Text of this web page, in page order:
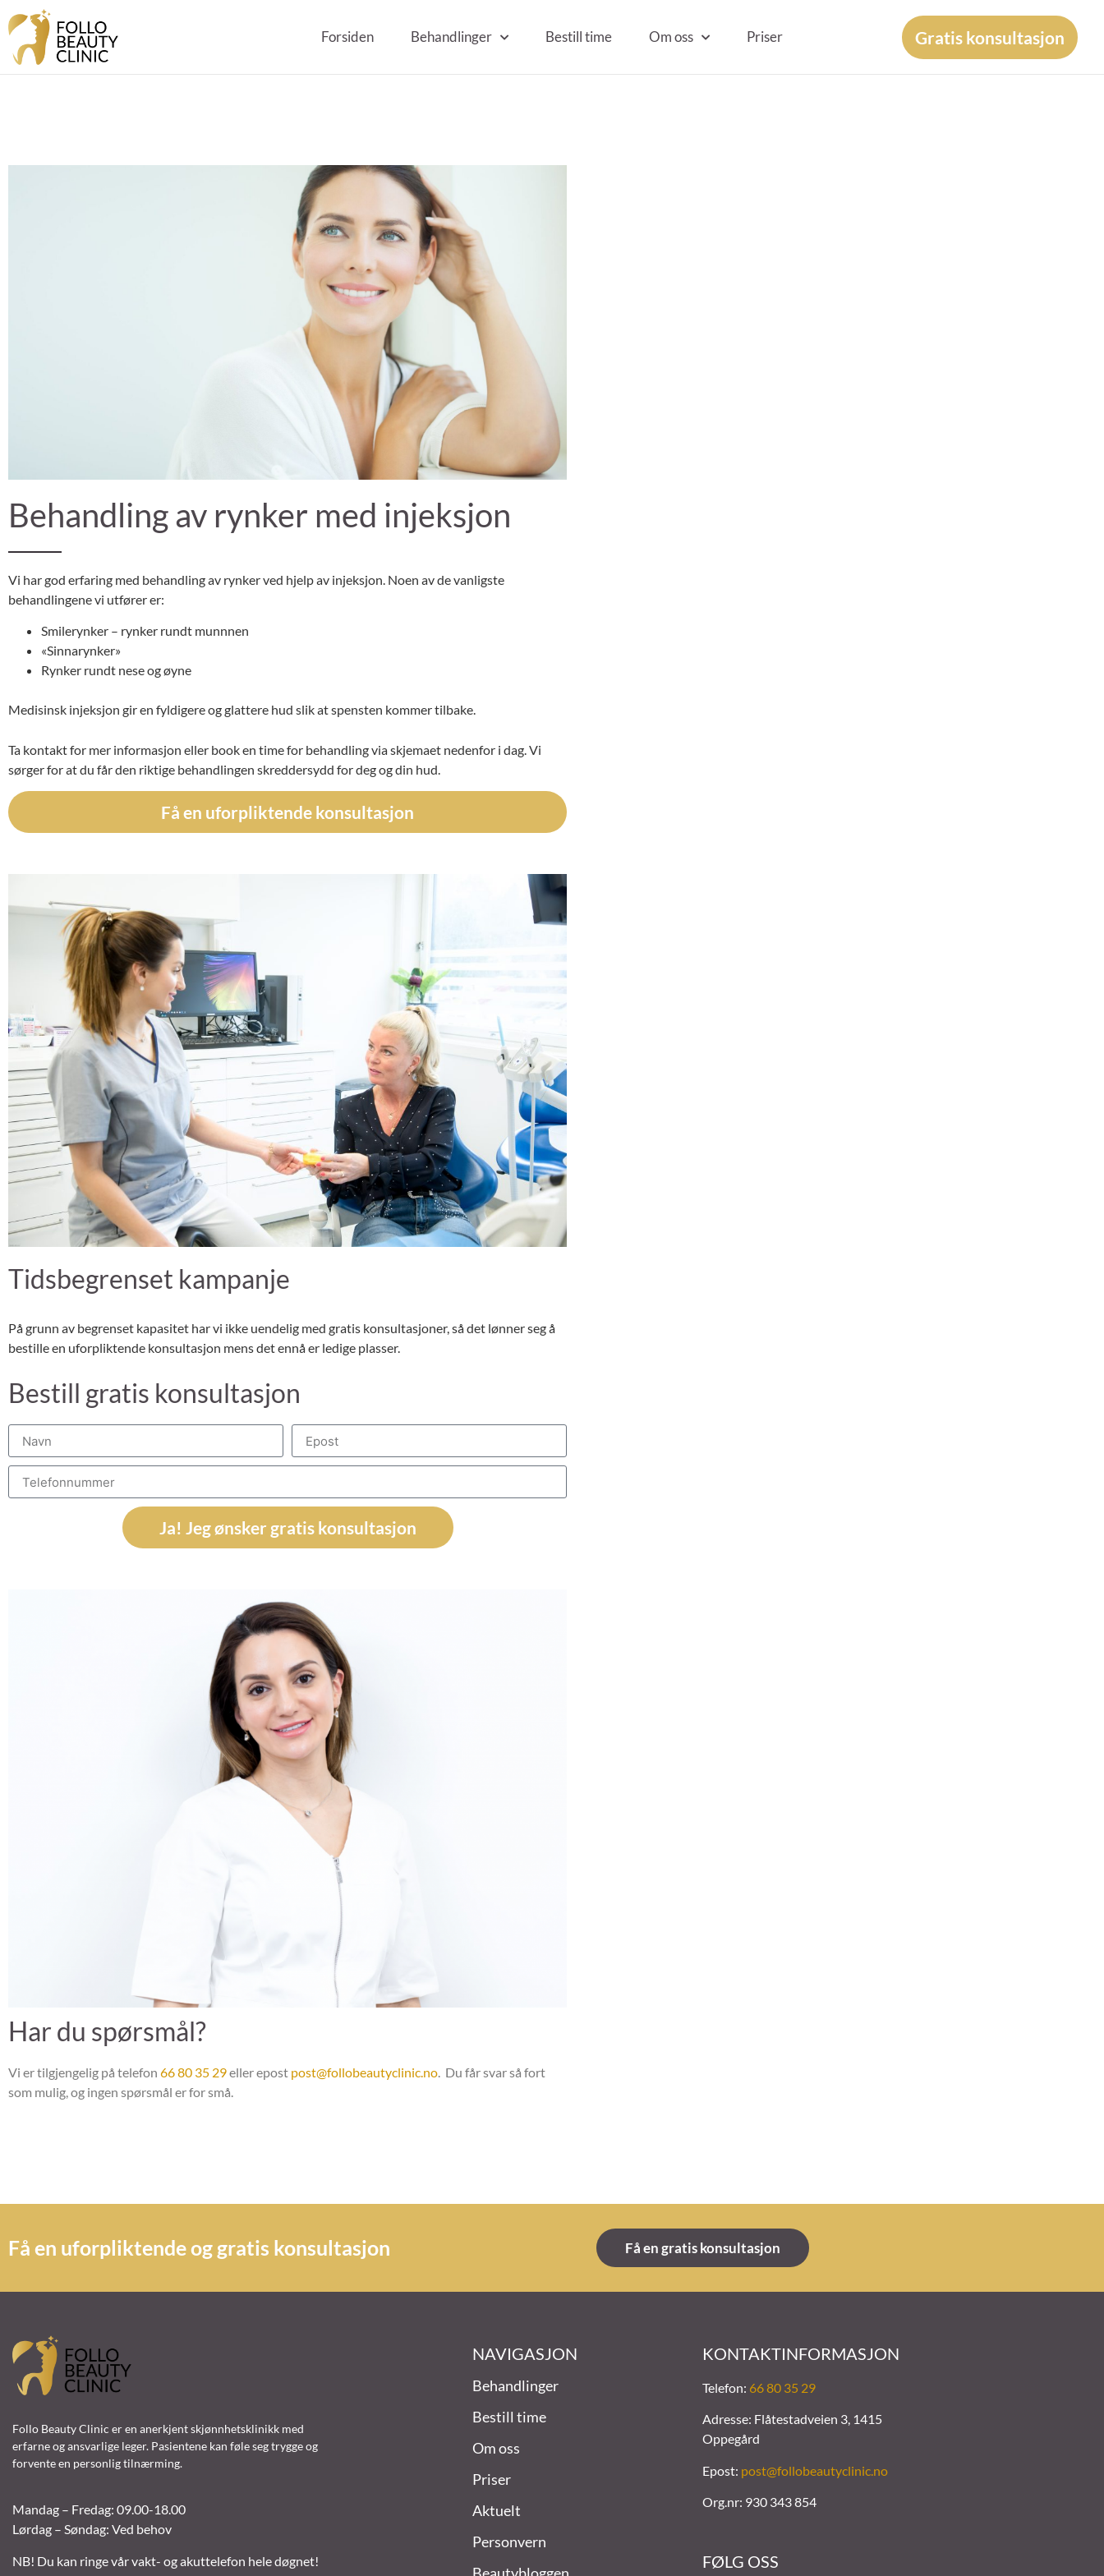
Forsiden Behandlinger Bestill time Om oss Priser Gratis konsultasjon
Behandling av rynker med injeksjon
Vi har god erfaring med behandling av rynker ved hjelp av injeksjon. Noen av de vanligste
behandlingene vi utfører er:
Smilerynker – rynker rundt munnnen
«Sinnarynker»
Rynker rundt nese og øyne
Medisinsk injeksjon gir en fyldigere og glattere hud slik at spensten kommer tilbake.
Ta kontakt for mer informasjon eller book en time for behandling via skjemaet nedenfor i dag. Vi
sørger for at du får den riktige behandlingen skreddersydd for deg og din hud.
Få en uforpliktende konsultasjon
Tidsbegrenset kampanje
På grunn av begrenset kapasitet har vi ikke uendelig med gratis konsultasjoner, så det lønner seg å
bestille en uforpliktende konsultasjon mens det ennå er ledige plasser.
Bestill gratis konsultasjon
Ja! Jeg ønsker gratis konsultasjon
Har du spørsmål?
Vi er tilgjengelig på telefon 66 80 35 29eller epost post@follobeautyclinic.no . Du får svar så fort
som mulig, og ingen spørsmål er for små.
Få en uforpliktende og gratis konsultasjon Få en gratis konsultasjon
Follo Beauty Clinic er en anerkjent skjønnhetsklinikk med
erfarne og ansvarlige leger. Pasientene kan føle seg trygge og
forvente en personlig tilnærming.
Mandag – Fredag: 09.00-18.00
Lørdag – Søndag: Ved behov
NB! Du kan ringe vår vakt- og akuttelefon hele døgnet!
NAVIGASJON
Behandlinger
Bestill time
Om oss
Priser
Aktuelt
Personvern
KONTAKTINFORMASJON
Telefon: 66 80 35 29
Adresse: Flåtestadveien 3, 1415
Oppegård
Epost: post@follobeautyclinic.no
Org.nr: 930 343 854
FØLG OSS